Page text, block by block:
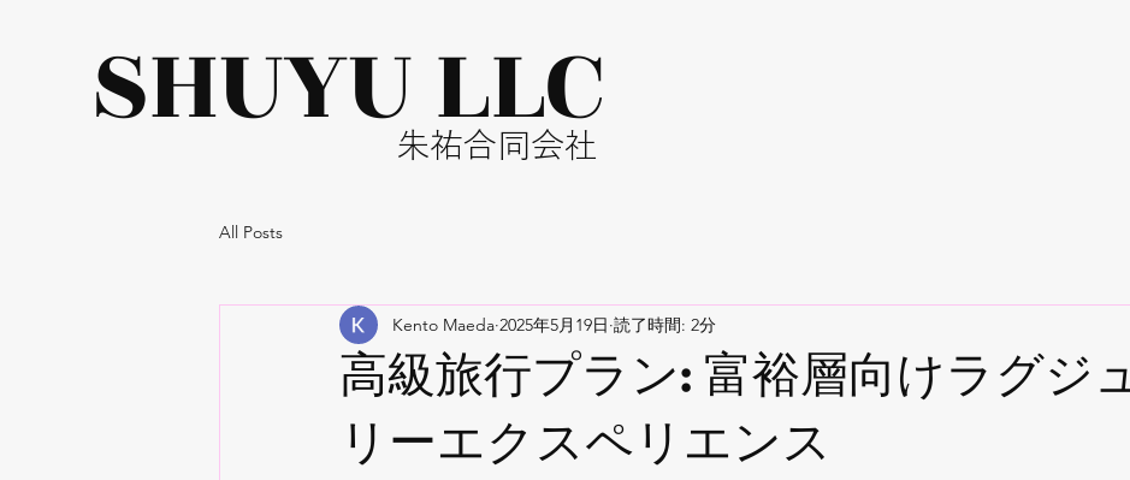
​SHUYU LLC
​朱祐合同会社
All Posts
高級旅行プラン: 富裕層向けラグジ
リーエクスペリエンス
Kento Maeda 2025年5月19日 読了時間: 2分